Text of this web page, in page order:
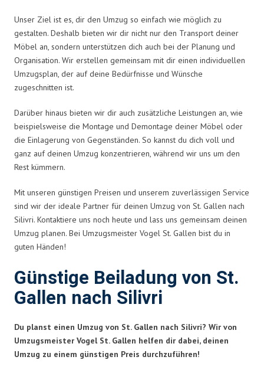
Unser Ziel ist es, dir den Umzug so einfach wie möglich zu
gestalten. Deshalb bieten wir dir nicht nur den Transport deiner
Möbel an, sondern unterstützen dich auch bei der Planung und
Organisation. Wir erstellen gemeinsam mit dir einen individuellen
Umzugsplan, der auf deine Bedürfnisse und Wünsche
zugeschnitten ist.
Darüber hinaus bieten wir dir auch zusätzliche Leistungen an, wie
beispielsweise die Montage und Demontage deiner Möbel oder
die Einlagerung von Gegenständen. So kannst du dich voll und
ganz auf deinen Umzug konzentrieren, während wir uns um den
Rest kümmern.
Mit unseren günstigen Preisen und unserem zuverlässigen Service
sind wir der ideale Partner für deinen Umzug von St. Gallen nach
Silivri. Kontaktiere uns noch heute und lass uns gemeinsam deinen
Umzug planen. Bei Umzugsmeister Vogel St. Gallen bist du in
guten Händen!
Günstige Beiladung von St.
Gallen nach Silivri
Du planst einen Umzug von St. Gallen nach Silivri? Wir von
Umzugsmeister Vogel St. Gallen helfen dir dabei, deinen
Umzug zu einem günstigen Preis durchzuführen!